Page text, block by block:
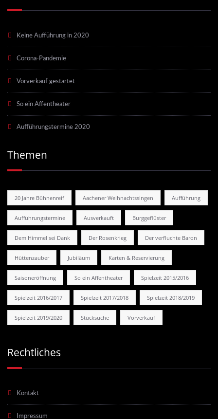
Keine Aufführung in 2020
Corona-Pandemie
Vorverkauf gestartet
So ein Affentheater
Aufführungstermine 2020
Themen
20 Jahre Bühnenreif Aachener Weihnachtssingen Aufführung
Aufführungstermine Ausverkauft Burggeflüster
Dem Himmel sei Dank Der Rosenkrieg Der verfluchte Baron
Hüttenzauber Jubiläum Karten & Reservierung
Saisoneröffnung So ein Affentheater Spielzeit 2015/2016
Spielzeit 2016/2017 Spielzeit 2017/2018 Spielzeit 2018/2019
Spielzeit 2019/2020 Stücksuche Vorverkauf
Rechtliches
Kontakt
Impressum